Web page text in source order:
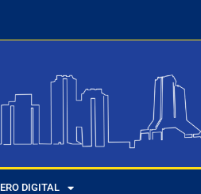
ERO DIGITAL